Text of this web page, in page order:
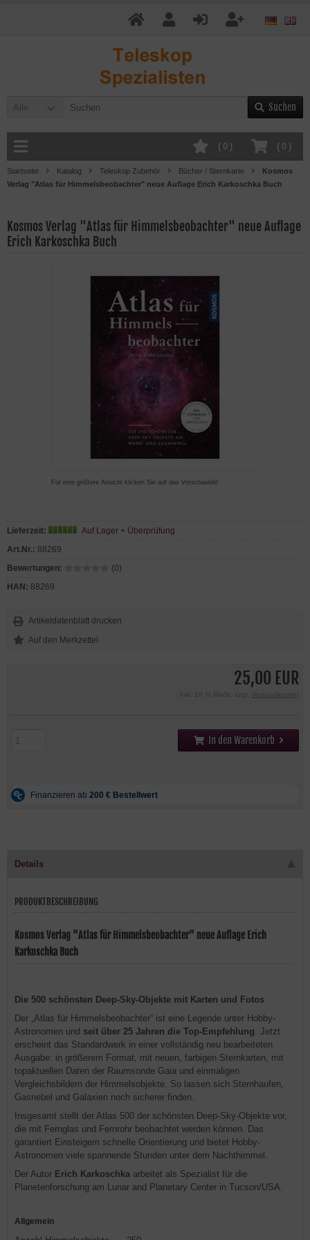
Alle Suchen
( 0 )
( 0 )
Startseite Katalog Teleskop Zubehör Bücher / Sternkarte
Kosmos
Verlag "Atlas für Himmelsbeobachter" neue Auflage Erich Karkoschka Buch
Kosmos Verlag "Atlas für Himmelsbeobachter" neue Auflage
Erich Karkoschka Buch
Für eine größere Ansicht klicken Sie auf das Vorschaubild
25,00 EUR
inkl. 19 % MwSt. zzgl. Versandkosten
In den Warenkorb
Lieferzeit:
Auf Lager + Überprüfung
Art.Nr.: 88269
Bewertungen:
(0)
HAN: 88269
Artikeldatenblatt drucken
Details
PRODUKTBESCHREIBUNG
Kosmos Verlag "Atlas für Himmelsbeobachter" neue Auflage Erich
Karkoschka Buch
Die 500 schönsten Deep-Sky-Objekte mit Karten und Fotos
Der „Atlas für Himmelsbeobachter“ ist eine Legende unter Hobby-
Astronomen und seit über 25 Jahren die Top-Empfehlung. Jetzt
erscheint das Standardwerk in einer vollständig neu bearbeiteten
Ausgabe: in größerem Format, mit neuen, farbigen Sternkarten, mit
topaktuellen Daten der Raumsonde Gaia und einmaligen
Vergleichsbildern der Himmelsobjekte. So lassen sich Sternhaufen,
Gasnebel und Galaxien noch sicherer finden.
Insgesamt stellt der Atlas 500 der schönsten Deep-Sky-Objekte vor,
die mit Fernglas und Fernrohr beobachtet werden können. Das
garantiert Einsteigern schnelle Orientierung und bietet Hobby-
Astronomen viele spannende Stunden unter dem Nachthimmel.
Der Autor Erich Karkoschka arbeitet als Spezialist für die
Planetenforschung am Lunar and Planetary Center in Tucson/USA.
Allgemein